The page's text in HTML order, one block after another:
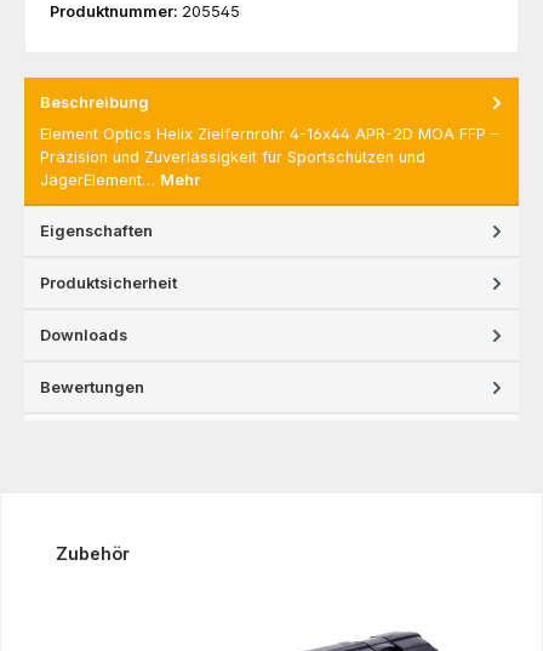
Produktnummer: 205545
Beschreibung
Element Optics Helix Zielfernrohr 4-16x44 APR-2D MOA FFP –
Präzision und Zuverlässigkeit für Sportschützen und
JägerElement… Mehr
Eigenschaften
Produktsicherheit
Downloads
Bewertungen
Produktgalerie überspringen
Zubehör